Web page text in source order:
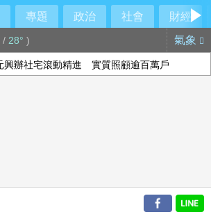
專題 政治 社會
財經
/ 28° ) 氣象
興辦社宅滾動精進 實質照顧逾百萬戶